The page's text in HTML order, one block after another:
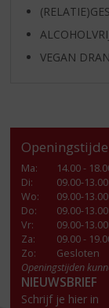
VEGAN
Ma:
14.00 -
Di:
09.00-
Wo:
09.00-
Do:
09.00-
Vr:
09.00-
Za:
09.00 -
Zo:
Gesloten
Openingstijden
NIEUWSBRIEF
Schrijf je hier in